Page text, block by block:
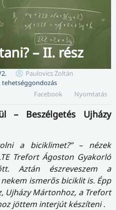
– II. rész
Paulovics Zoltán
tehetséggondozás
Facebook
Nyomtatás
– Beszélgetés Ujházy
a biciklimet?” – nézek
Trefort Ágoston Gyakorló
Aztán észreveszem a
ismerős biciklit is. Épp
Ujházy Mártonhoz, a Trefort
jöttem interjút készíteni .